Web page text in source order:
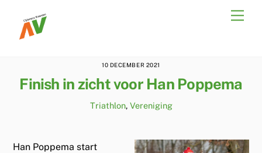
content
10 DECEMBER 2021
Finish in zicht voor Han Poppema
Triathlon, Vereniging
Han Poppema start